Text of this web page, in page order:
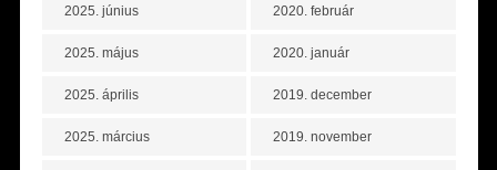
2025. június
2025. május
2025. április
2025. március
2020. február
2020. január
2019. december
2019. november